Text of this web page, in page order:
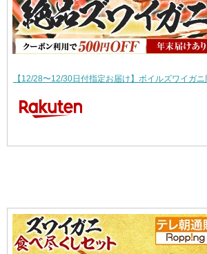
【12/28〜12/30日付指定お届け】ボイルズワイガ